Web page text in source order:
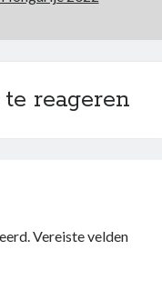
reageren
Vereiste velden